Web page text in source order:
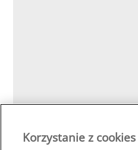
Korzystanie z cookies